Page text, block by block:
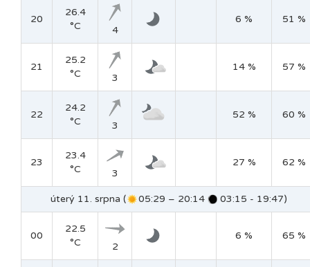
20
26.4
°C
4
6 % 51 %
21
25.2
°C
3
14 % 57 %
22
24.2
°C
3
52 % 60 %
23
23.4
°C
3
27 % 62 %
úterý 11. srpna ( 05:29 – 20:14 03:15 - 19:47)
00
22.5
°C
2
6 % 65 %